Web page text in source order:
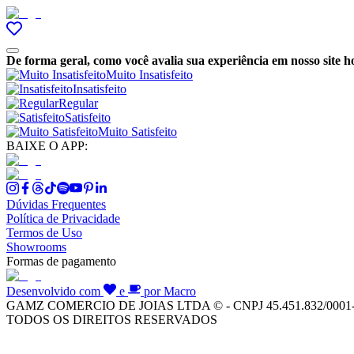
De forma geral, como você avalia sua experiência em nosso site
Muito Insatisfeito
Insatisfeito
Regular
Satisfeito
Muito Satisfeito
BAIXE O APP:
Dúvidas Frequentes
Política de Privacidade
Termos de Uso
Showrooms
Formas de pagamento
Desenvolvido com e
por Macro
GAMZ COMERCIO DE JOIAS LTDA © - CNPJ 45.451.832/
TODOS OS DIREITOS RESERVADOS